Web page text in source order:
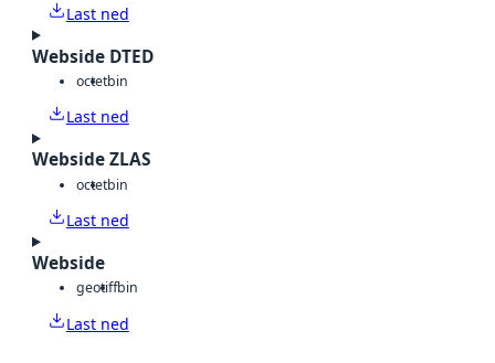
Last ned
Webside DTED
octetbin
Last ned
Webside ZLAS
octetbin
Last ned
Webside
geotiffbin
Last ned